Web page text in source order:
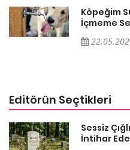
Köpeğim
İçmeme
Editörün Seçtikleri
Sessiz
İntihar